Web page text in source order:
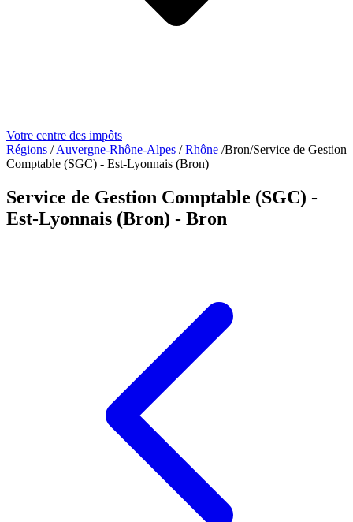
Votre centre des impôts
Régions /Auvergne-Rhône-Alpes /Rhône /Bron/Service de Gestion
Comptable (SGC) - Est-Lyonnais (Bron)
Service de Gestion Comptable (SGC) -
Est-Lyonnais (Bron) - Bron